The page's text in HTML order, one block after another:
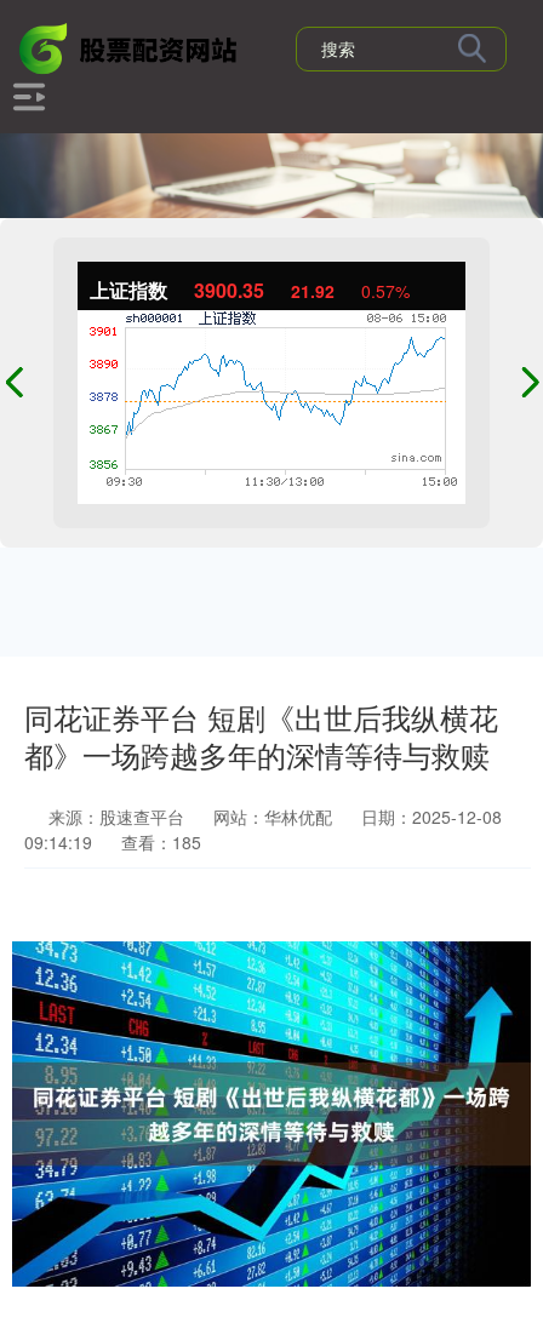
上证指数 3900.35 21.92 0.57%
同花证券平台 短剧《出世后我纵横花
都》一场跨越多年的深情等待与救赎
来源：股速查平台 网站：华林优配
日期：2025-12-08
09:14:19
查看：185